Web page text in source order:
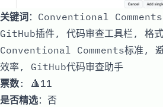
关键词：Conventional
GitHub插件, 代码审查工具栏, 格
Conventional Comments标准, 避
效率, GitHub代码审查助手
票数: 🔺11
是否精选：否